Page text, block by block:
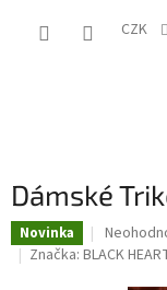
CZK
Dámské
Novinka
Průměrné
Značka: BLACK